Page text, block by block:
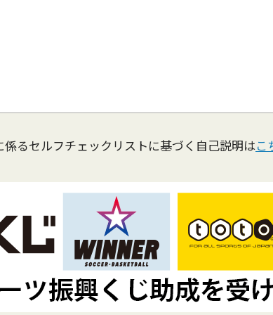
るセルフチェックリストに基づく自己説明はこ